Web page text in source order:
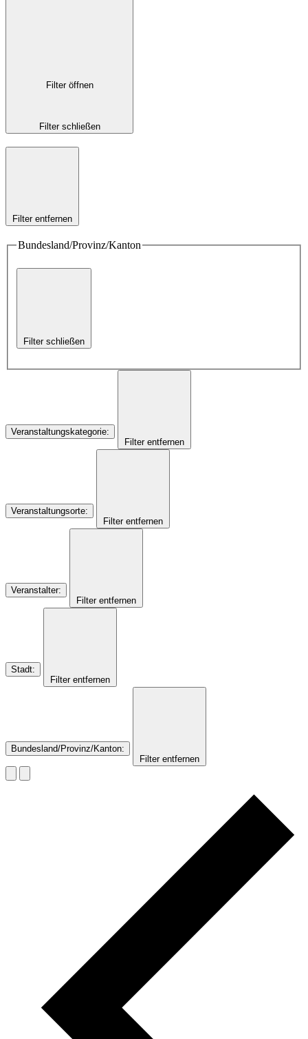
Filter öffnen
Filter schließen
Filter entfernen
Bundesland/Provinz/Kanton
Filter schließen
Veranstaltungskategorie:
Filter entfernen
Veranstaltungsorte:
Filter entfernen
Veranstalter:
Filter entfernen
Stadt:
Filter entfernen
Bundesland/Provinz/Kanton:
Filter entfernen